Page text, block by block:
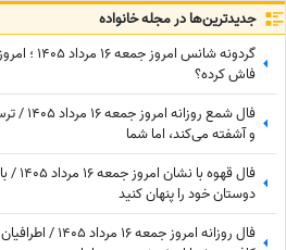
جدید‌ترین‌ها در مجله خانواده
گردونه
فاش کرده؟
فال
و آشفته می‌کند، اما شما
فال
دوستان خود را پنهان کنید
فال روزانه امروز